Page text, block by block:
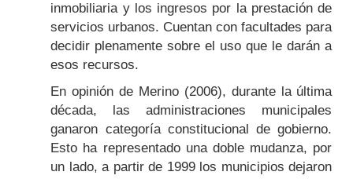
inmobiliaria y los ingresos por la prestación de
servicios urbanos. Cuentan con facultades para
decidir plenamente sobre el uso que le darán a
esos recursos.
En opinión de Merino (2006), durante la última
década, las administraciones municipales
ganaron categoría constitucional de gobierno.
Esto ha representado una doble mudanza, por
un lado, a partir de 1999 los municipios dejaron